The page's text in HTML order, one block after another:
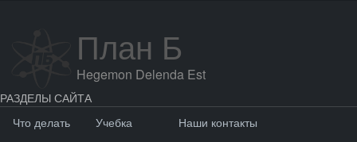
План Б
Hegemon Delenda Est
РАЗДЕЛЫ САЙТА
Что делать
Учебка
Наши контакты